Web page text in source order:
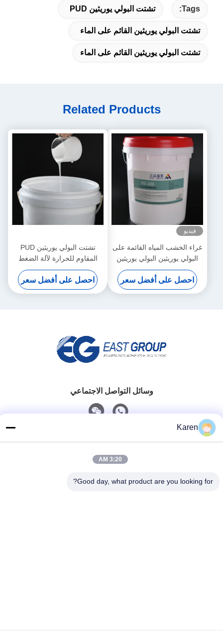
Tags: تشتت البولي يوريثين PUD
تشتت البولي يوريثين القائم على الماء
تشتت البولي يوريثين القائم على الماء
Related Products
فيديو
غراء الخشب المياه القائمة على
البولي يوريثين البولي يوريثين
التشتت غشاء PVC تشكيل
الفراغ 3D
احصل على أفضل سعر
تشتت البولي يوريثين PUD
المقاوم للحرارة لآلة الضغط
على غشاء الفراغ
احصل على أفضل سعر
وسائل التواصل الاجتماعي
Karen
3:20 AM
Good day, what product are you looking for?